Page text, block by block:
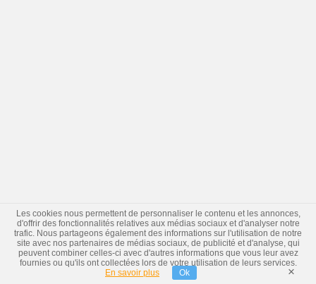
Les cookies nous permettent de personnaliser le contenu et les annonces,
d'offrir des fonctionnalités relatives aux médias sociaux et d'analyser notre
trafic. Nous partageons également des informations sur l'utilisation de notre
site avec nos partenaires de médias sociaux, de publicité et d'analyse, qui
peuvent combiner celles-ci avec d'autres informations que vous leur avez
fournies ou qu'ils ont collectées lors de votre utilisation de leurs services.
En savoir plus
Ok ×